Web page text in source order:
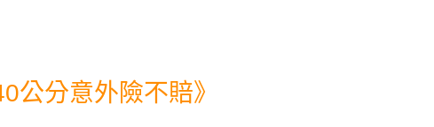
公分意外險不賠》